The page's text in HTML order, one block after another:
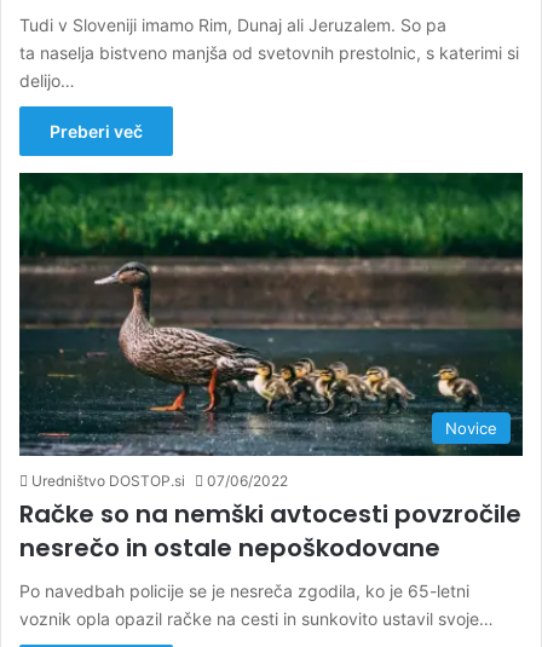
Tudi v Sloveniji imamo Rim, Dunaj ali Jeruzalem. So pa
ta naselja bistveno manjša od svetovnih prestolnic, s katerimi si
delijo…
Preberi več
Novice
Uredništvo DOSTOP.si 07/06/2022
Račke so na nemški avtocesti povzročile
nesrečo in ostale nepoškodovane
Po navedbah policije se je nesreča zgodila, ko je 65-letni
voznik opla opazil račke na cesti in sunkovito ustavil svoje…